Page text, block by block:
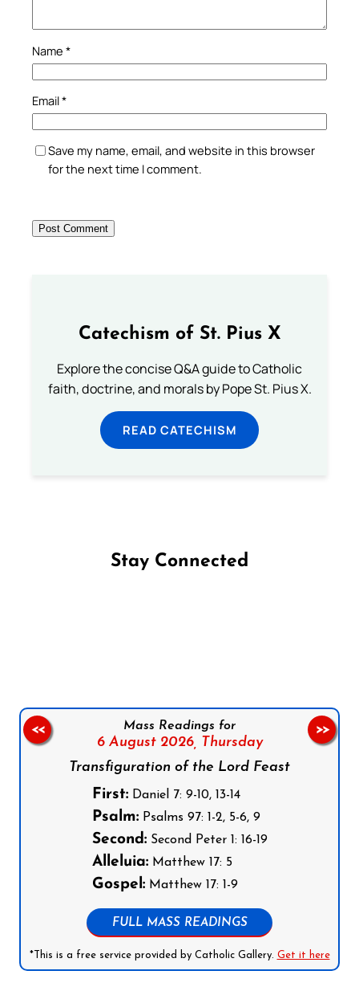
Name *
Email*
Save my name, email, and website in this browser
for the next time I comment.
Catechism of St. Pius X
Explore the concise Q&A guide to Catholic
faith, doctrine, and morals by Pope St. Pius X.
READ CATECHISM
Stay Connected
Mass Readings for
6 August 2026,
Thursday
Transfiguration of the Lord Feast
First:Daniel 7: 9-10, 13-14
Psalm:Psalms 97: 1-2, 5-6, 9
Second:Second Peter 1: 16-19
Alleluia:Matthew 17: 5
Gospel:Matthew 17: 1-9
FULL MASS READINGS
*This is a free service provided by Catholic Gallery. Get it here
<< >>